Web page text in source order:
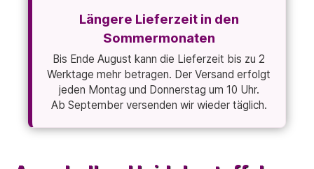
Längere Lieferzeit in den
Sommermonaten
Bis Ende August kann die Lieferzeit bis zu 2
Werktage mehr betragen. Der Versand erfolgt
jeden Montag und Donnerstag um 10 Uhr.
Ab September versenden wir wieder täglich.